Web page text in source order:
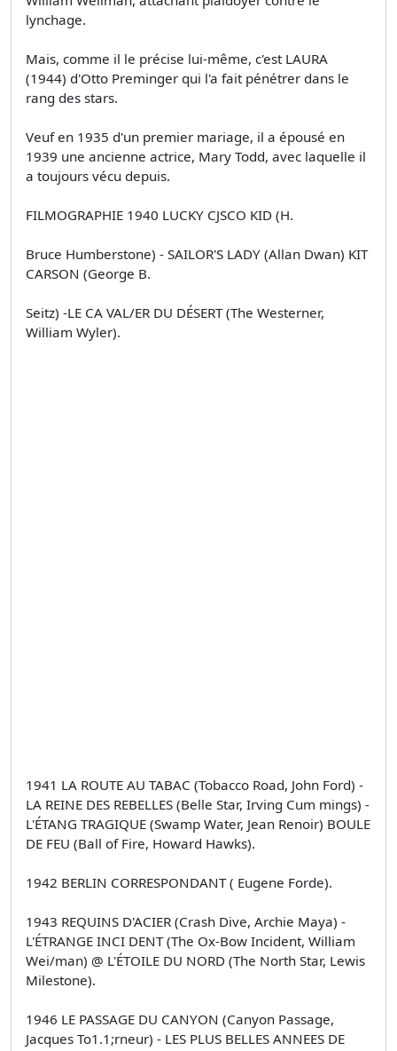
lynchage.
Mais, comme il le précise lui-même, c'est LAURA
(1944) d'Otto Preminger qui l'a fait pénétrer dans le
rang des stars.
Veuf en 1935 d'un premier mariage, il a épousé en
1939 une ancienne actrice, Mary Todd, avec laquelle il
a toujours vécu depuis.
FILMOGRAPHIE 1940 LUCKY CJSCO KID (H.
Bruce Humberstone) - SAILOR'S LADY (Allan Dwan) KIT
CARSON (George B.
Seitz) -LE CA VAL/ER DU DÉSERT (The Westerner,
William Wyler).
1941 LA ROUTE AU TABAC (Tobacco Road, John Ford) -
LA REINE DES REBELLES (Belle Star, Irving Cum­ mings) -
L'ÉTANG TRAGIQUE (Swamp Water, Jean Renoir) BOULE
DE FEU (Ball of Fire, Howard Hawks).
1942 BERLIN CORRESPONDANT ( Eugene Forde).
1943 REQUINS D'ACIER (Crash Dive, Archie Maya) -
L'ÉTRANGE INCI­ DENT (The Ox-Bow Incident, William
Wei/man) @ L'ÉTOILE DU NORD (The North Star, Lewis
Milestone).
1946 LE PASSAGE DU CANYON (Canyon Passage,
Jacques To1.1;rneur) - LES PLUS BELLES ANNEES DE